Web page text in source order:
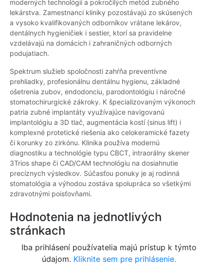
moderných technológií a pokročilých metód zubného
lekárstva. Zamestnanci kliniky pozostávajú zo skúsených
a vysoko kvalifikovaných odborníkov vrátane lekárov,
dentálnych hygieničiek i sestier, ktorí sa pravidelne
vzdelávajú na domácich i zahraničných odborných
podujatiach.
Spektrum služieb spoločnosti zahŕňa preventívne
prehliadky, profesionálnu dentálnu hygienu, základné
ošetrenia zubov, endodonciu, parodontológiu i náročné
stomatochirurgické zákroky. K špecializovaným výkonoch
patria zubné implantáty využívajúce navigovanú
implantológiu a 3D tlač, augmentácia kostí (sinus lift) i
komplexné protetické riešenia ako celokeramické fazety
či korunky zo zirkónu. Klinika používa modernú
diagnostiku a technológie typu CBCT, intraorálny skener
3Trios shape či CAD/CAM technológiu na dosiahnutie
precíznych výsledkov. Súčasťou ponuky je aj rodinná
stomatológia a výhodou zostáva spolupráca so všetkými
zdravotnými poisťovňami.
Hodnotenia na jednotlivých
stránkach
Iba prihlásení používatelia majú prístup k týmto
údajom. Kliknite sem pre prihlásenie.